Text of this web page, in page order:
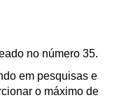
no número 35.
em pesquisas e
o máximo de